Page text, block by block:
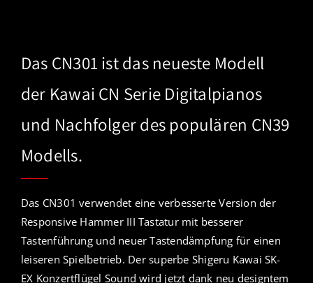
Das CN301 ist das neueste Modell
der Kawai CN Serie Digitalpianos
und Nachfolger des populären CN39
Modells.
Das CN301 verwendet eine verbesserte Version der
Responsive Hammer III Tastatur mit besserer
Tastenführung und neuer Tastendämpfung für einen
leiseren Spielbetrieb. Der superbe Shigeru Kawai SK-
EX Konzertflügel Sound wird jetzt dank neu designtem